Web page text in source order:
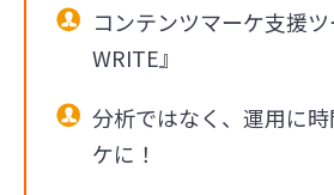
コンテンツマーケ支援ツ
WRITE』
分析ではなく、運用に
ケに！